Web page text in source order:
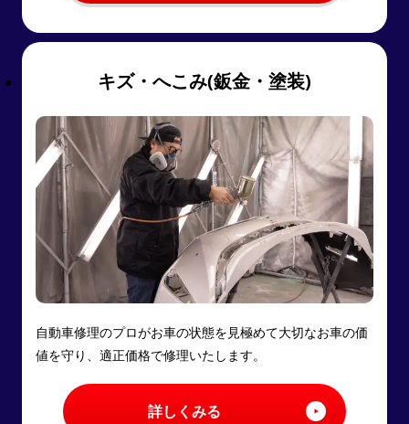
キズ・へこみ(鈑金・塗装)
自動車修理のプロがお車の状態を見極めて大切なお車の価
値を守り、適正価格で修理いたします。
詳しくみる